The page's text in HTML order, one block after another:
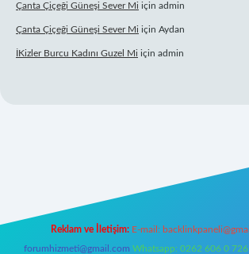
Çanta Çiçeği Güneşi Sever Mi için admin
Çanta Çiçeği Güneşi Sever Mi için Aydan
İKizler Burcu Kadını Guzel Mi için admin
Reklam ve İletişim: E-mail:
forumhizmeti@gmail.com Whatsapp: 0262 606 0 726